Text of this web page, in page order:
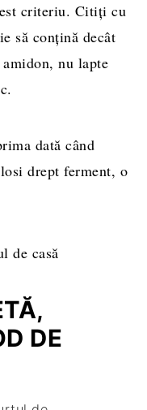
criteriu. Citiți cu
să conțină decât
nu lapte
dată când
drept ferment, o
DE